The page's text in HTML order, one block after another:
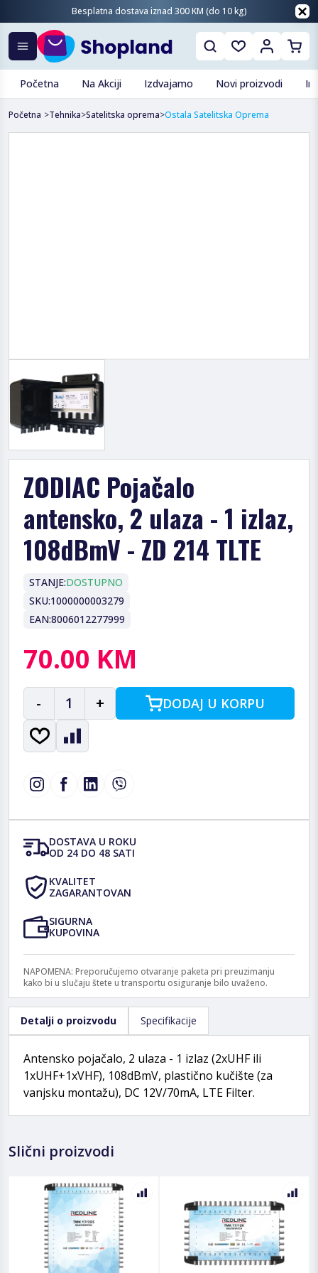
Besplatna dostava iznad 300 KM (do 10 kg)
Početna Na Akciji Izdvajamo Novi proizvodi
Početna >Tehnika>Satelitska oprema>Ostala Satelitska Oprema
ZODIAC Pojačalo
antensko, 2 ulaza - 1 izlaz,
108dBmV - ZD 214 TLTE
STANJE:DOSTUPNO
SKU:1000000003279
EAN:8006012277999
70.00 KM
- 1 + DODAJ U KORPU
DOSTAVA U ROKU
OD 24 DO 48 SATI
KVALITET
ZAGARANTOVAN
SIGURNA
KUPOVINA
NAPOMENA: Preporučujemo otvaranje paketa pri preuzimanju
kako bi u slučaju štete u transportu osiguranje bilo uvaženo.
Detalji o proizvodu Specifikacije
Antensko pojačalo, 2 ulaza - 1 izlaz (2xUHF ili
1xUHF+1xVHF), 108dBmV, plastično kučište (za
vanjsku montažu), DC 12V/70mA, LTE Filter.
Slični proizvodi